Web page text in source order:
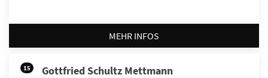
MEHR INFOS
15 Gottfried Schultz Mettmann